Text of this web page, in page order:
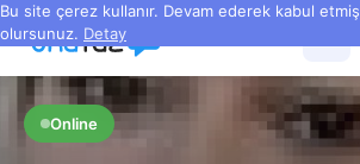
Bu site çerez kullanır. Devam ederek kabul etmiş
olursunuz. Detay
Online